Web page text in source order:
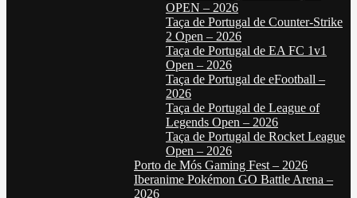
OPEN – 2026
Taça de Portugal de Counter-Strike
2 Open – 2026
Taça de Portugal de EA FC 1v1
Open – 2026
Taça de Portugal de eFootball –
2026
Taça de Portugal de League of
Legends Open – 2026
Taça de Portugal de Rocket League
Open – 2026
Porto de Mós Gaming Fest – 2026
Iberanime Pokémon GO Battle Arena –
2026